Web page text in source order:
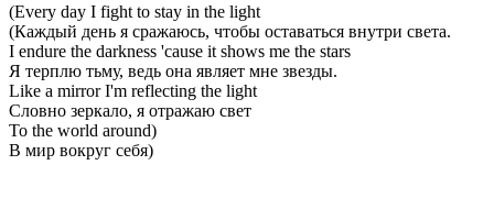
(Every day I fight to stay in the light
(Каждый день я сражаюсь, чтобы оставаться внутри света.
I endure the darkness 'cause it shows me the stars
Я терплю тьму, ведь она являет мне звезды.
Like a mirror I'm reflecting the light
Словно зеркало, я отражаю свет
To the world around)
В мир вокруг себя)